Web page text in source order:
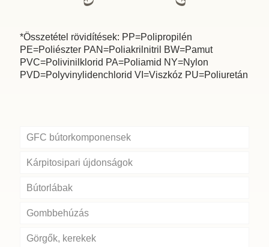
*Összetétel rövidítések: PP=Polipropilén
PE=Poliészter PAN=Poliakrilnitril BW=Pamut
PVC=Polivinilklorid PA=Poliamid NY=Nylon
PVD=Polyvinylidenchlorid VI=Viszkóz PU=Poliuretán
GFC bútorkomponensek
Kárpitosipari újdonságok
Bútorlábak
Gombbehúzás
Görgők, kerekek